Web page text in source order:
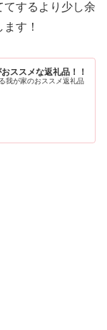
てするより少し余
す！
ススメな返礼品！！
我が家のおススメ返礼品